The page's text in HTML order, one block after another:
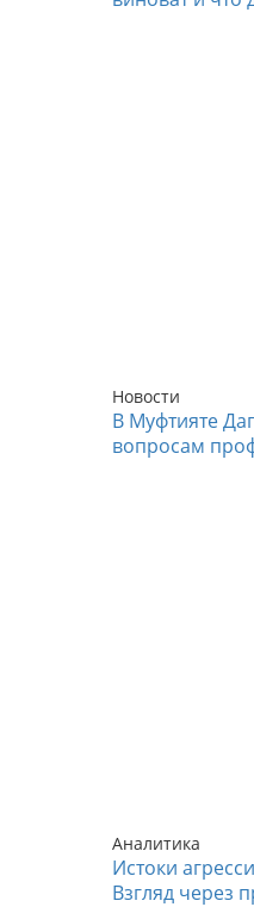
Новости
В Муфтияте
вопросам
Аналитика
Истоки
Взгляд через